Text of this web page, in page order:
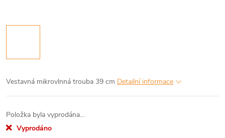
Vestavná mikrovlnná trouba 39 cm Detailní informace
Položka byla vyprodána…
Vyprodáno